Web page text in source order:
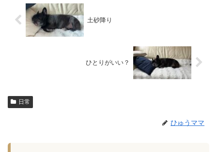
土砂降り
ひとりがいい？
日常
ひゅうママ